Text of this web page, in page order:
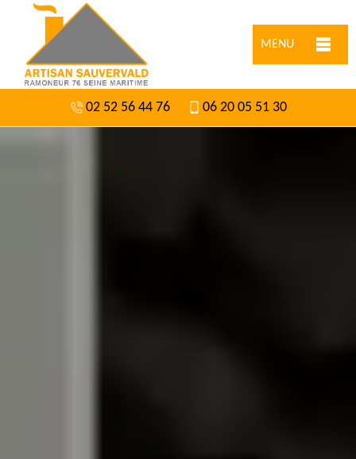
MENU
02 52 56 44 76 06 20 05 51 30